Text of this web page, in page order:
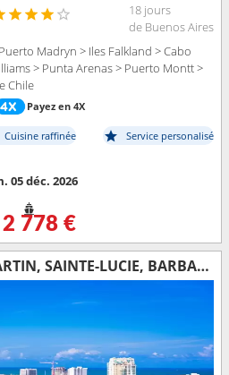
18 jours
de Buenos Aires
Madryn > Iles Falkland > Cabo
> Punta Arenas > Puerto Montt >
Chile
Payez en 4X
Cuisine raffinée
Service personalisé
05 déc. 2026
2 778 €
ÉTATS-UNIS, SAINT-MARTIN, SAINTE-LUCIE, BARBADE, BRÉSIL, URUGUAY, ARGENTINE, ÎLES MALOUINES, CHILI